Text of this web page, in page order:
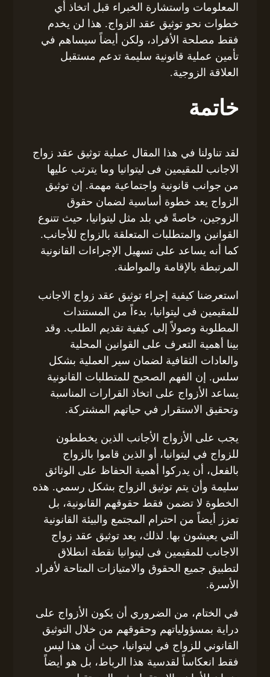
المعلومات واستشارة الخبراء قبل اتخاذ أي
خطوات نحو توثيق عقد الزواج. هذا لن يخدم
فقط مصلحة الأفراد، ولكن أيضاً سيساهم في
تأمين عملية قانونية سليمة تدعم مستقبل
العلاقة الزوجية.
خاتمة
لقد تناولنا في هذا المقال عملية توثيق عقد زواج
الاجانب للمقيمين فى ليتوانيا وما يترتب عليها
من جوانب قانونية واجتماعية مهمة. إن توثيق
الزواج يعد خطوة أساسية لضمان حقوق
الزوجين، خاصةً في بلد مثل ليتوانيا، حيث تتنوع
القوانين والمتطلبات المتعلقة بالزواج للأجانب.
كما أنه يساعد على تسهيل الإجراءات القانونية
المرتبطة بالإقامة والمواطنة.
استعرضنا كيفية إجراء توثيق عقد زواج الاجانب
للمقيمين فى ليتوانيا، بدءاً من المستندات
المطلوبة وصولاً إلى كيفية تقديم الطلب. وقد
بينا أهمية التعرف على القوانين المحلية
والعادات الثقافية لضمان سير العملية بشكل
سلس. إن الفهم الصحيح للمتطلبات القانونية
يساعد الأزواج على اتخاذ القرارات المناسبة
وتحقيق الاستقرار في حياتهم المشتركة.
يجب على الأزواج الأجانب الذين يخططون
للزواج في ليتوانيا، أو الذين قاموا بالزواج
بالفعل، أن يدركوا أهمية الحفاظ على الوثائق
سليمة وأن يتم توثيق الزواج بشكل رسمي. هذه
الخطوة لا تضمن فقط حقوقهم القانونية، بل
تعزز أيضاً من احترام المجتمع والبيئة القانونية
التي يعيشون بها. لذلك، يعد توثيق عقد زواج
الاجانب للمقيمين فى ليتوانيا نقطة انطلاق
لتطبيق جميع الحقوق والامتيازات المتاحة لأفراد
الأسرة.
في الختام، من الضروري أن يكون الأزواج على
دراية بمسؤولياتهم وحقوقهم من خلال التوثيق
القانوني للزواج في ليتوانيا، حيث أن هذا ليس
فقط انعكاساً لقدسية هذا الرباط، بل هو أيضاً